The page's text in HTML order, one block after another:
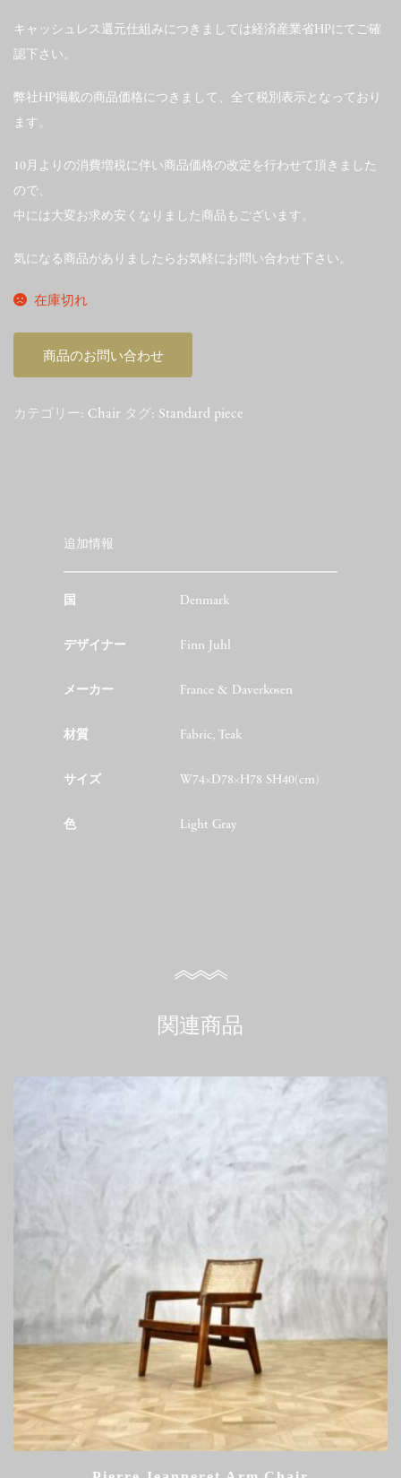
キャッシュレス還元仕組みにつきましては経済産業省HPにてご確
認下さい。
弊社HP掲載の商品価格につきまして、全て税別表示となっており
ます。
10月よりの消費増税に伴い商品価格の改定を行わせて頂きました
ので、
中には大変お求め安くなりました商品もございます。
気になる商品がありましたらお気軽にお問い合わせ下さい。
在庫切れ
商品のお問い合わせ
カテゴリー: Chair タグ: Standard piece
追加情報
国 Denmark
デザイナー Finn Juhl
メーカー France & Daverkosen
材質 Fabric, Teak
サイズ W74×D78×H78 SH40(cm)
色 Light Gray
関連商品